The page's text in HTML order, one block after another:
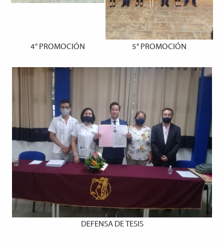
4° PROMOCIÓN 5° PROMOCIÓN
DEFENSA DE TESIS